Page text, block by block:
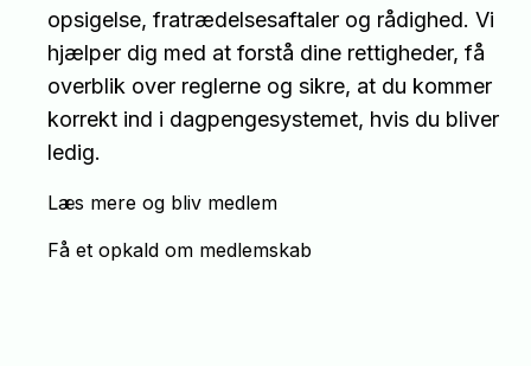
opsigelse, fratrædelsesaftaler og rådighed. Vi
hjælper dig med at forstå dine rettigheder, få
overblik over reglerne og sikre, at du kommer
korrekt ind i dagpengesystemet, hvis du bliver
ledig.
Læs mere og bliv medlem
Få et opkald om medlemskab